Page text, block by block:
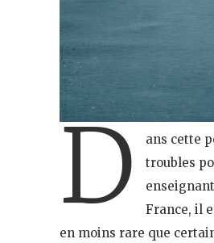
D
ans cette
troubles
France, il
en moins rare que